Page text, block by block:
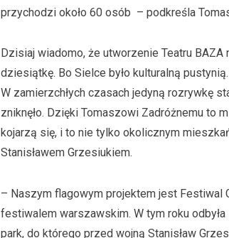
przychodzi około 60 osób – podkreśla
Dzisiaj wiadomo, że utworzenie Teatru
dziesiątkę. Bo Sielce było kulturalną
W zamierzchłych czasach jedyną rozrywkę
zniknęło. Dzięki Tomaszowi Zadróżnemu to
kojarzą się, i to nie tylko okolicznym
Stanisławem Grzesiukiem.
– Naszym flagowym projektem jest Festiwal
festiwalem warszawskim. W tym roku
park, do którego przed wojną Stanisław